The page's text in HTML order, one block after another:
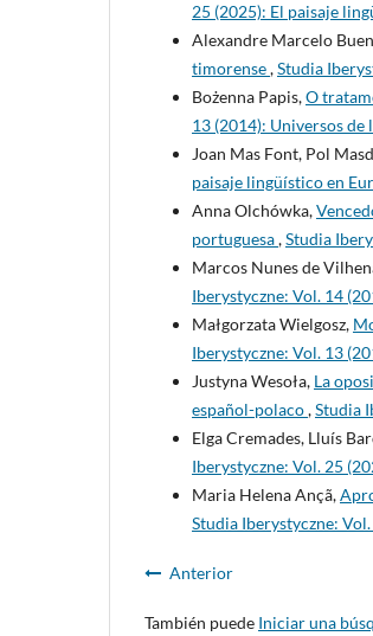
25 (2025): El paisaje
Alexandre Marcelo
timorense,Studia
Bożenna Papis,O
13 (2014): Universos de
Joan Mas Font, Pol
paisaje lingüístico en
Anna Olchówka,
portuguesa,Studia
Marcos Nunes de
Iberystyczne: Vol. 14
Małgorzata Wielgosz,
Iberystyczne: Vol. 13
Justyna Wesoła, La
español-polaco,Studia
Elga Cremades, Lluís
Iberystyczne: Vol. 25
Maria Helena Ançã,
Studia Iberystyczne:
Anterior
También puede Iniciar una